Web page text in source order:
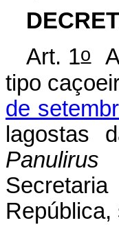
Art. 1oA
tipo
de
lagostas
Panulirus